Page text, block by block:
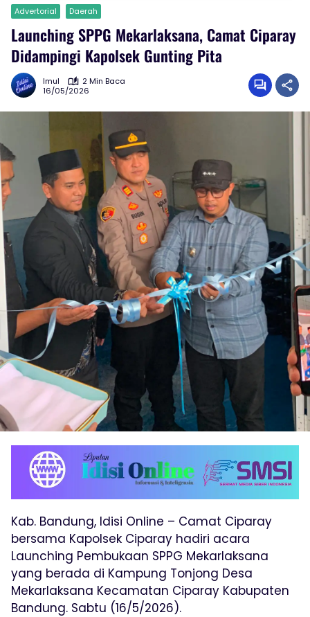
Advertorial Daerah
Launching SPPG Mekarlaksana, Camat Ciparay
Didampingi Kapolsek Gunting Pita
Imul
2 Min Baca
16/05/2026
Kab. Bandung, Idisi Online – Camat Ciparay
bersama Kapolsek Ciparay hadiri acara
Launching Pembukaan SPPG Mekarlaksana
yang berada di Kampung Tonjong Desa
Mekarlaksana Kecamatan Ciparay Kabupaten
Bandung. Sabtu (16/5/2026).